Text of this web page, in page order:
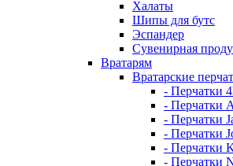
Халаты
Шипы для бутс
Эспандер
Сувенирная
Вратарям
Вратарские
- Перчатки
- Перчатки
- Перчатки
- Перчатки
- Перчатки
- Перчатки